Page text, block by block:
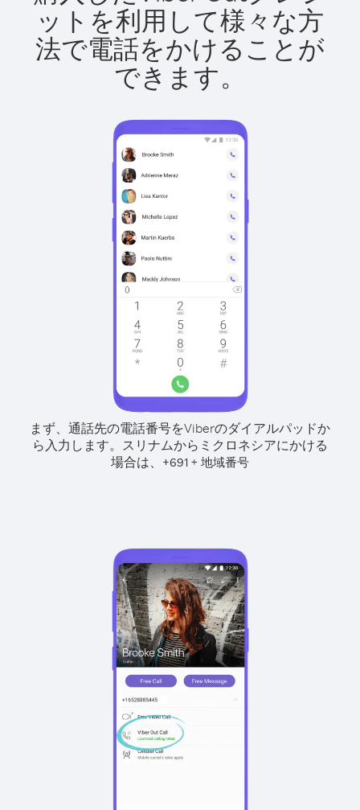
ットを利用して様々な方
法で電話をかけることが
できます。
まず、通話先の電話番号をViberのダイアルパッドか
ら入力します。 スリナムからミクロネシアにかける
場合は、 +691 + 地域番号